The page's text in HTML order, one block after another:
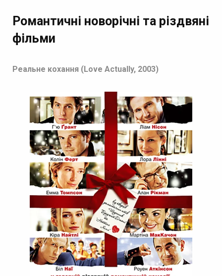
Романтичні новорічні та різдвяні
фільми
Реальне кохання (Love Actually, 2003)